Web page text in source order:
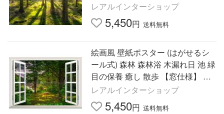
SNR-003A1(A1版 830mm×585m
m)＜日本製＞
レアルインターショップ
5,450円 送料無料
絵画風 壁紙ポスター (はがせるシ
ール式) 森林 森林浴 木漏れ日 池 緑
目の保養 癒し 散歩 【窓仕様】 キ
ャラクロ SNR-016MA1(A1版 830
mm×585mm)＜日本製＞
レアルインターショップ
5,450円 送料無料